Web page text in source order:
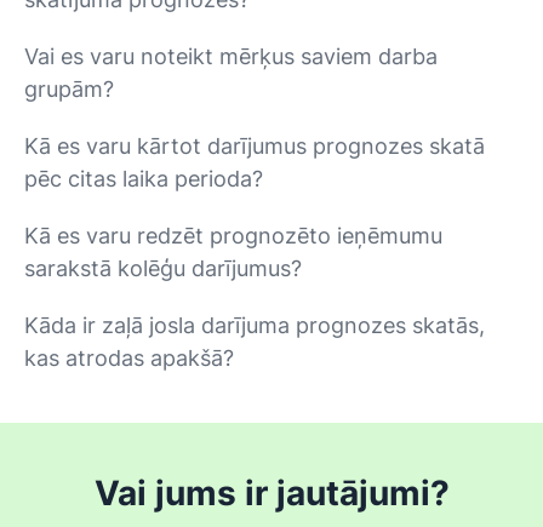
Vai es varu noteikt mērķus saviem darba
grupām?
Kā es varu kārtot darījumus prognozes skatā
pēc citas laika perioda?
Kā es varu redzēt prognozēto ieņēmumu
sarakstā kolēģu darījumus?
Kāda ir zaļā josla darījuma prognozes skatās,
kas atrodas apakšā?
Vai jums ir jautājumi?